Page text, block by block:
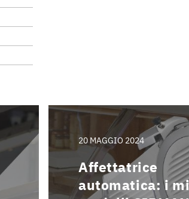
20 MAGGIO 2024
Affettatrice
automatica: i